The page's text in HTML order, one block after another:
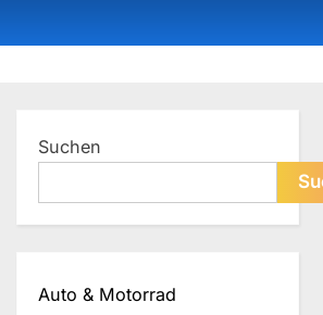
to
Suchen
Auto & Motorrad